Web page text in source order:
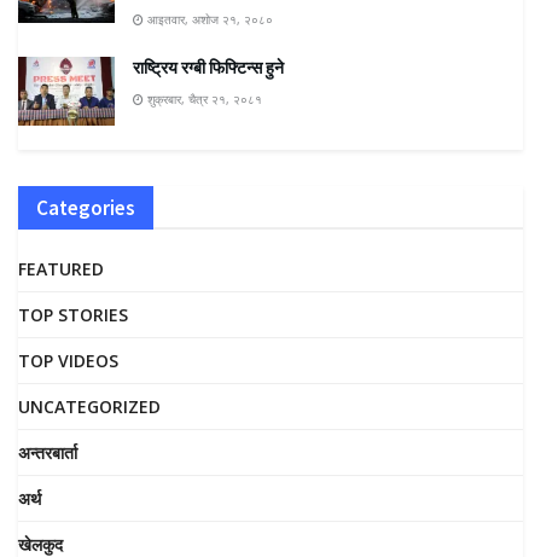
आइतवार, अशोज २१, २०८०
राष्ट्रिय रग्बी फिफ्टिन्स हुने
शुक्रबार, चैत्र २१, २०८१
Categories
FEATURED
TOP STORIES
TOP VIDEOS
UNCATEGORIZED
अन्तरबार्ता
अर्थ
खेलकुद